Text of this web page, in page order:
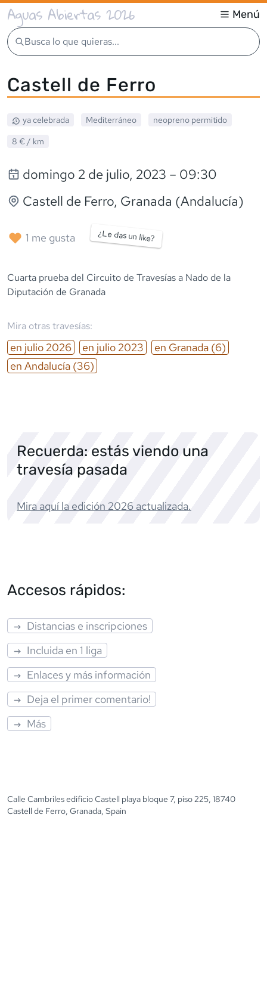
Aguas Abiertas 2026 Menú
Busca lo que quieras...
Castell de Ferro
ya celebrada Mediterráneo neopreno permitido
8 € / km
domingo 2 de julio, 2023 – 09:30
Castell de Ferro, Granada (Andalucía)
1 me gusta ¿Le das un like?
Cuarta prueba del Circuito de Travesías a Nado de la
Diputación de Granada
Mira otras travesías:
en julio 2026 en julio 2023 en Granada (6)
en Andalucía (36)
Recuerda: estás viendo una
travesía pasada
Mira aquí la edición 2026 actualizada.
Accesos rápidos:
Distancias e inscripciones
Incluida en 1 liga
Enlaces y más información
Deja el primer comentario!
Más
Calle Cambriles edificio Castell playa bloque 7, piso 225, 18740
Castell de Ferro, Granada, Spain